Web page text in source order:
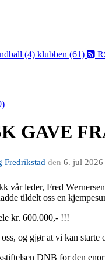
(4) klubben (61)
GAVE
Fredrikstad den 6. jul 2026
vår leder, Fred
tildelt oss en
kr. 600.000,- !!!
og gjør at vi kan starte
DNB for den